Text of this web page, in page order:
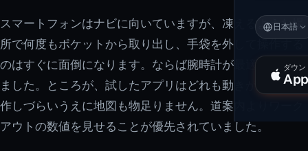
日本語
ダウ
スマートフォンはナビに向いていますが、凍えるような場
所で何度もポケットから取り出し、手袋を外して操作する
のはすぐに面倒になります。ならば腕時計が最適だと思い
ました。ところが、試したアプリはどれも動きが遅く、操
作しづらいうえに地図も物足りません。道案内よりワーク
アウトの数値を見せることが優先されていました。